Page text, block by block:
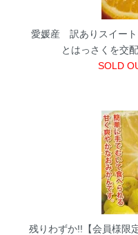
愛媛産 訳ありスイート
とはっさくを交
SOLD
残りわずか!!【会員様限